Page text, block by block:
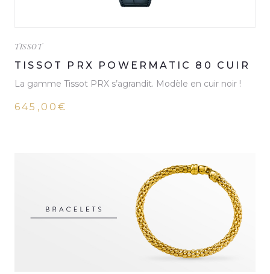
TISSOT
TISSOT PRX POWERMATIC 80 CUIR
La gamme Tissot PRX s’agrandit. Modèle en cuir noir !
645,00€